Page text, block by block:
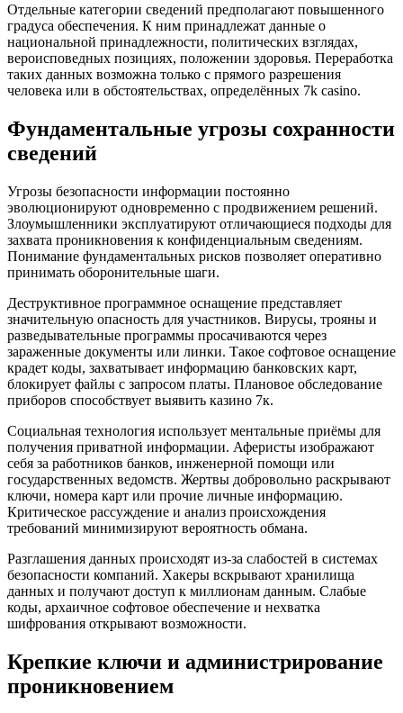
Отдельные категории сведений предполагают повышенного
градуса обеспечения. К ним принадлежат данные о
национальной принадлежности, политических взглядах,
вероисповедных позициях, положении здоровья. Переработка
таких данных возможна только с прямого разрешения
человека или в обстоятельствах, определённых 7k casino.
Фундаментальные угрозы сохранности
сведений
Угрозы безопасности информации постоянно
эволюционируют одновременно с продвижением решений.
Злоумышленники эксплуатируют отличающиеся подходы для
захвата проникновения к конфиденциальным сведениям.
Понимание фундаментальных рисков позволяет оперативно
принимать оборонительные шаги.
Деструктивное программное оснащение представляет
значительную опасность для участников. Вирусы, трояны и
разведывательные программы просачиваются через
зараженные документы или линки. Такое софтовое оснащение
крадет коды, захватывает информацию банковских карт,
блокирует файлы с запросом платы. Плановое обследование
приборов способствует выявить казино 7к.
Социальная технология использует ментальные приёмы для
получения приватной информации. Аферисты изображают
себя за работников банков, инженерной помощи или
государственных ведомств. Жертвы добровольно раскрывают
ключи, номера карт или прочие личные информацию.
Критическое рассуждение и анализ происхождения
требований минимизируют вероятность обмана.
Разглашения данных происходят из-за слабостей в системах
безопасности компаний. Хакеры вскрывают хранилища
данных и получают доступ к миллионам данным. Слабые
коды, архаичное софтовое обеспечение и нехватка
шифрования открывают возможности.
Крепкие ключи и администрирование
проникновением